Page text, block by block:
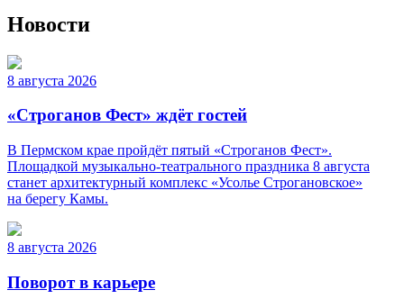
Новости
8 августа 2026
«Строганов Фест» ждёт гостей
В Пермском крае пройдёт пятый «Строганов Фест».
Площадкой музыкально-театрального праздника 8 августа
станет архитектурный комплекс «Усолье Строгановское»
на берегу Камы.
8 августа 2026
Поворот в карьере